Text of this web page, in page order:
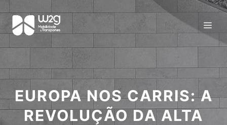
EUROPA NOS CARRIS: A
REVOLUÇÃO DA ALTA